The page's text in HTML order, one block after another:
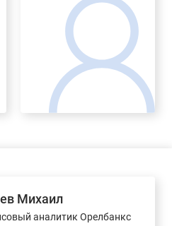
Михаил
аналитик Орелбанкс